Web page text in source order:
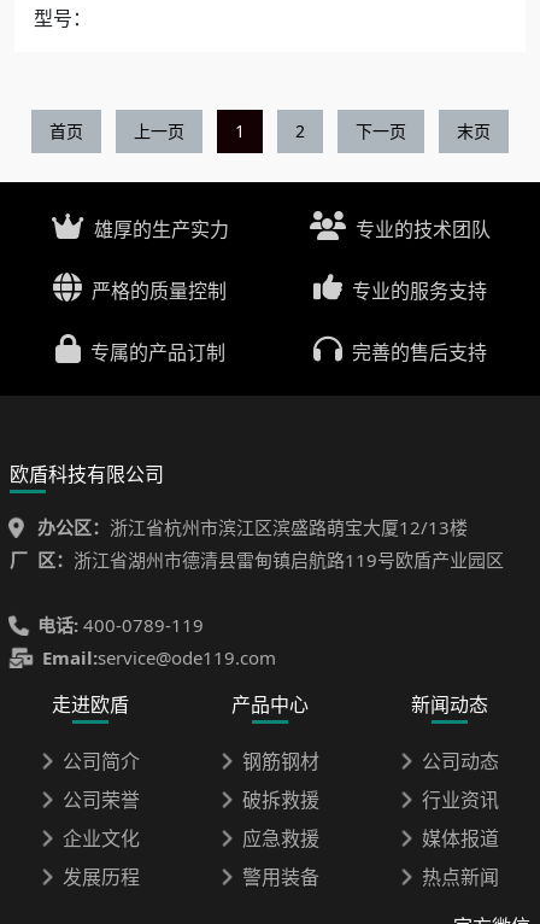
型号：
首页 上一页 1 2 下一页 末页
雄厚的生产实力 专业的技术团队
严格的质量控制 专业的服务支持
专属的产品订制 完善的售后支持
欧盾科技有限公司
办公区： 浙江省杭州市滨江区滨盛路萌宝大厦12/13楼
厂 区： 浙江省湖州市德清县雷甸镇启航路119号欧盾产业园区
电话: 400-0789-119
Email:service@ode119.com
走进欧盾
公司简介
公司荣誉
企业文化
发展历程
产品中心
钢筋钢材
破拆救援
应急救援
警用装备
新闻动态
公司动态
行业资讯
媒体报道
热点新闻